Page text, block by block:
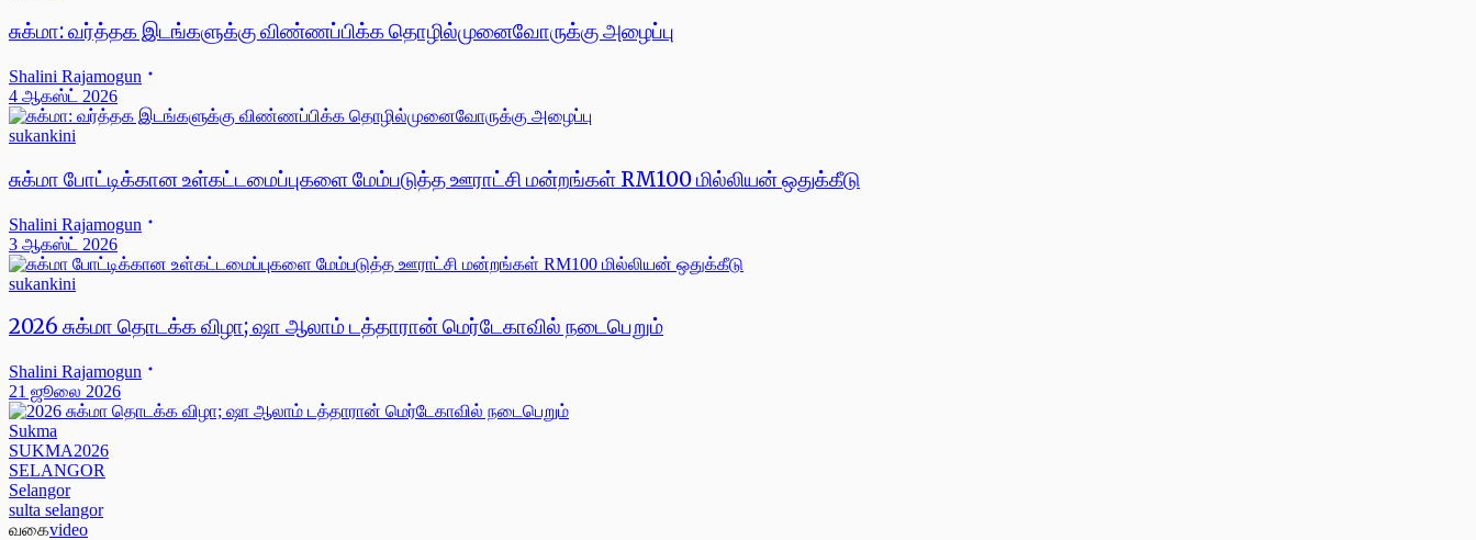
சுக்மா: வர்த்தக இடங்களுக்கு விண்ணப்பிக்க தொழில்முனைவோருக்கு அழைப்பு
Shalini Rajamogun
4 ஆகஸ்ட் 2026
sukankini
சுக்மா போட்டிக்கான உள்கட்டமைப்புகளை மேம்படுத்த ஊராட்சி மன்றங்கள் RM100 மில்லியன் ஒதுக்கீடு
Shalini Rajamogun
3 ஆகஸ்ட் 2026
sukankini
2026 சுக்மா தொடக்க விழா; ஷா ஆலாம் டத்தாரான் மெர்டேகாவில் நடைபெறும்
Shalini Rajamogun
21 ஜூலை 2026
Sukma
SUKMA2026
SELANGOR
Selangor
sulta selangor
வகைvideo